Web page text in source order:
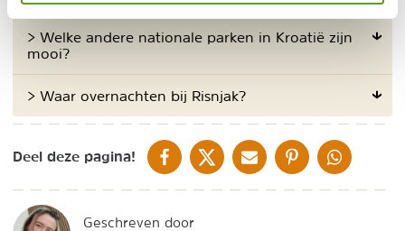
> Welke andere nationale parken in Kroatië zijn
mooi?
> Waar overnachten bij Risnjak?
Deel deze pagina! DELEN OP FACEBOOK
DELEN OP XDELEN VIA DE MAIL
DELEN OP PINTEREST
DELEN OP
Geschreven door